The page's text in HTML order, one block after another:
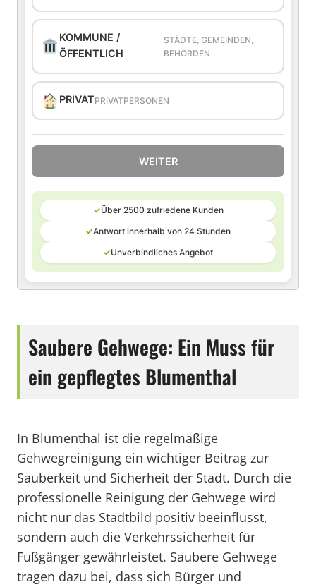
KOMMUNE /
ÖFFENTLICH
STÄDTE, GEMEINDEN,
BEHÖRDEN
PRIVATPRIVATPERSONEN
WEITER
✓Über 2500 zufriedene Kunden
✓Antwort innerhalb von 24 Stunden
✓Unverbindliches Angebot
Saubere Gehwege: Ein Muss für
ein gepflegtes Blumenthal
In Blumenthal ist die regelmäßige
Gehwegreinigung ein wichtiger Beitrag zur
Sauberkeit und Sicherheit der Stadt. Durch die
professionelle Reinigung der Gehwege wird
nicht nur das Stadtbild positiv beeinflusst,
sondern auch die Verkehrssicherheit für
Fußgänger gewährleistet. Saubere Gehwege
tragen dazu bei, dass sich Bürger und